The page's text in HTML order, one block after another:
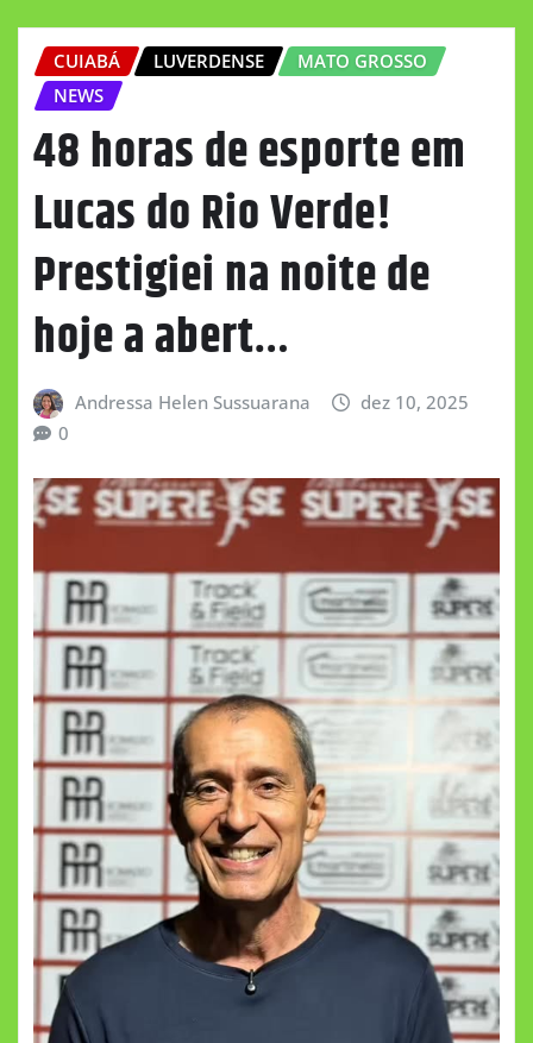
CUIABÁ LUVERDENSE
MATO GROSSO
NEWS
48 horas de esporte em
Lucas do Rio Verde!
Prestigiei na noite de
hoje a abert…
Andressa Helen Sussuarana
dez 10, 2025
0